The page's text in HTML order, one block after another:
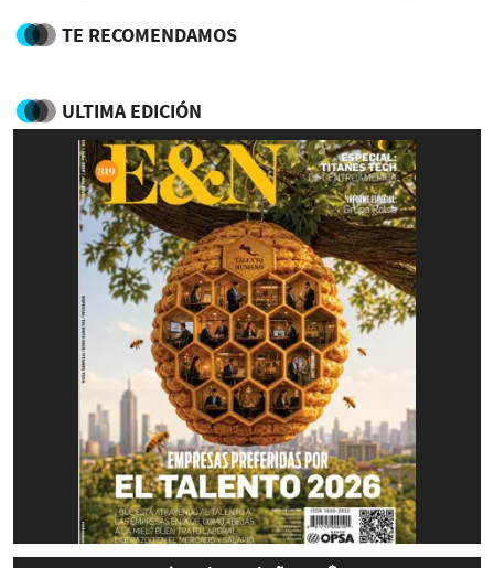
TE RECOMENDAMOS
ULTIMA EDICIÓN